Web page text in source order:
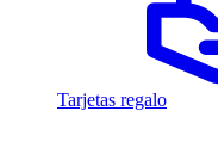
Tarjetas regalo